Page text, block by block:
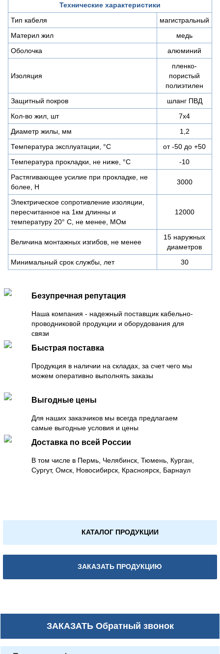
Технические характеристики
Тип кабеля
магистральный
Материл жил
медь
Оболочка
алюминий
Изоляция
пленко-
пористый
полиэтилен
Защитный покров
шланг ПВД
Кол-во жил, шт
7х4
Диаметр жилы, мм
1,2
Температура эксплуатации, °С
от -50 до +50
Температура прокладки, не ниже, °С
-10
Растягивающее усилие при прокладке, не
более, Н
3000
Электрическое сопротивление изоляции,
пересчитанное на 1км длинны и
температуру 20° C, не менее, МОм
12000
Величина монтажных изгибов, не менее
15 наружных
диаметров
Минимальный срок службы, лет
30
Безупречная репутация
Наша компания - надежный поставщик кабельно-
проводниковой продукции и оборудования для
связи
Быстрая поставка
Продукция в наличии на складах, за счет чего мы
можем оперативно выполнять заказы
Выгодные цены
Для наших заказчиков мы всегда предлагаем
самые выгодные условия и цены
Доставка по всей России
В том числе в Пермь, Челябинск, Тюмень, Курган,
Сургут, Омск, Новосибирск, Красноярск, Барнаул
КАТАЛОГ ПРОДУКЦИИ
ЗАКАЗАТЬ ПРОДУКЦИЮ
ЗАКАЗАТЬОбратный звонок